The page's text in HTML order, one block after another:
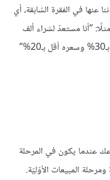
في الفقرة السّابقة، أي
“أنا مستعدّ لشراء ألف
قطعة من المنتج في حال كان حجمه أصغر بـ30% وسعره أقل بـ20%”
عندما يكون في المرحلة
المبيعات الأوّليّة.